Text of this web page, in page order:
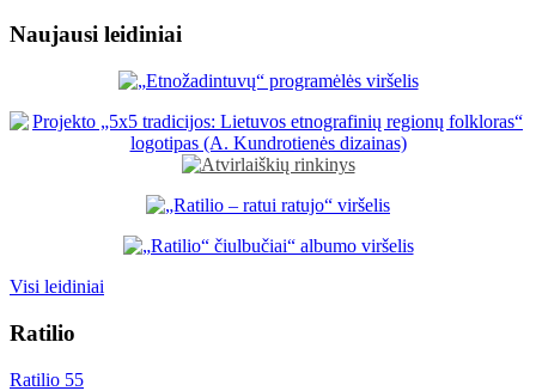
Naujausi leidiniai
Visi leidiniai
Ratilio
Ratilio 55